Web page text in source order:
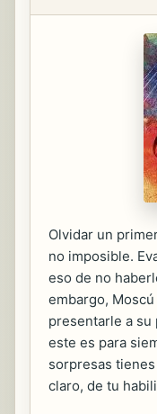
Olvidar un
no imposible.
eso de no
embargo,
presentarle a su
este es para
sorpresas
claro, de tu